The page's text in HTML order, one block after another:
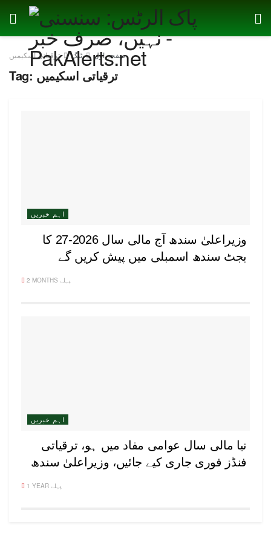
صفحہ اول ٹیگ ترقیاتی اسکیمیں
Tag: ترقیاتی اسکیمیں
اہم خبریں
وزیراعلیٰ سندھ آج مالی سال 2026-27 کا
بجٹ سندھ اسمبلی میں پیش کریں گے
2 MONTHS پہلے
اہم خبریں
نیا مالی سال عوامی مفاد میں ہو، ترقیاتی
فنڈز فوری جاری کیے جائیں، وزیراعلیٰ سندھ
1 YEAR پہلے